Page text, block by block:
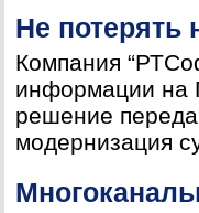
Не потерять
Компания
информации на
решение
модернизация